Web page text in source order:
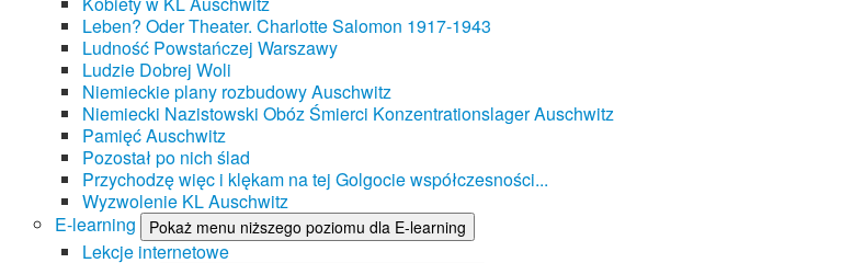
Leben? Oder Theater. Charlotte Salomon 1917-1943
Ludność Powstańczej Warszawy
Ludzie Dobrej Woli
Niemieckie plany rozbudowy Auschwitz
Niemiecki Nazistowski Obóz Śmierci Konzentrationslager Auschwitz
Pamięć Auschwitz
Pozostał po nich ślad
Przychodzę więc i klękam na tej Golgocie współczesności...
Wyzwolenie KL Auschwitz
E-learning
Pokaż menu niższego poziomu dla E-learning
Lekcje internetowe